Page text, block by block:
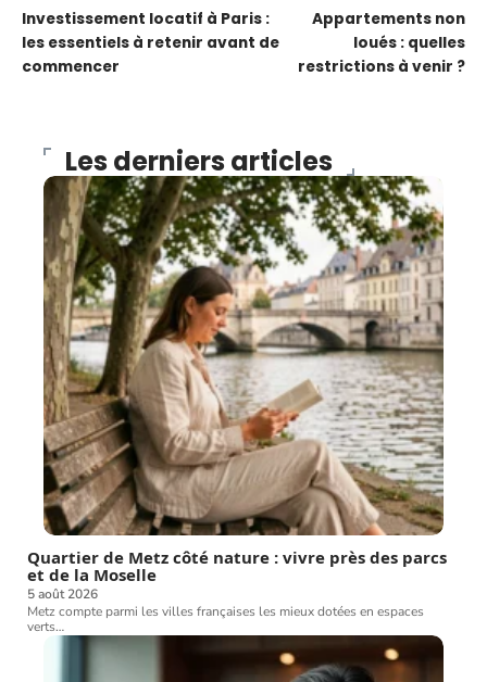
Investissement locatif à Paris :
les essentiels à retenir avant de
commencer
Appartements non
loués : quelles
restrictions à venir ?
Les derniers articles
Quartier de Metz côté nature : vivre près des parcs
et de la Moselle
5 août 2026
Metz compte parmi les villes françaises les mieux dotées en espaces
verts…